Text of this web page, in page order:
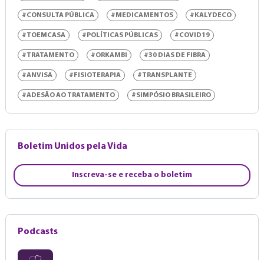
#CONSULTA PÚBLICA #MEDICAMENTOS #KALYDECO
#TOEMCASA #POLÍTICAS PÚBLICAS #COVID19
#TRATAMENTO #ORKAMBI #30 DIAS DE FIBRA
#ANVISA #FISIOTERAPIA #TRANSPLANTE
#ADESÃO AO TRATAMENTO #SIMPÓSIO BRASILEIRO
Boletim Unidos pela Vida
Inscreva-se e receba o boletim
Podcasts